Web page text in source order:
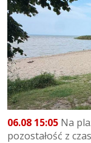
06.08 15:05 Na
pozostałość z